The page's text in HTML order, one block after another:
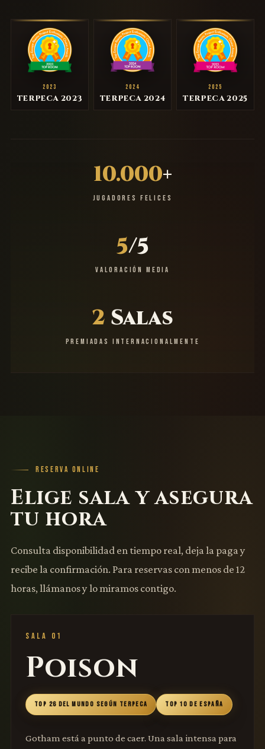
2023
TERPECA 2023
2024
TERPECA 2024
2025
TERPECA 2025
10.000+
JUGADORES FELICES
5/5
VALORACIÓN MEDIA
2 Salas
PREMIADAS INTERNACIONALMENTE
RESERVA ONLINE
Elige sala y asegura
tu hora
Consulta disponibilidad en tiempo real, deja la paga y
recibe la confirmación. Para reservas con menos de 12
horas, llámanos y lo miramos contigo.
SALA 01
Poison
TOP 26 DEL MUNDO SEGÚN TERPECA TOP 10 DE ESPAÑA
Gotham está a punto de caer. Una sala intensa para